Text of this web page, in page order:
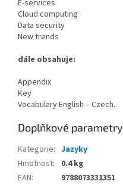
E-services
Cloud computing
Data security
New trends
dále obsahuje:
Appendix
Key
Vocabulary English – Czech.
Doplňkové parametry
Kategorie: Jazyky
Hmotnost:
0.4 kg
EAN: 9788073331351